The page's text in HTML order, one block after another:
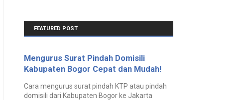
FEATURED POST
Mengurus Surat Pindah Domisili
Kabupaten Bogor Cepat dan Mudah!
Cara mengurus surat pindah KTP atau pindah
domisili dari Kabupaten Bogor ke Jakarta